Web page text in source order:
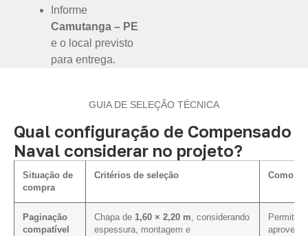
Informe
Camutanga – PE
e o local previsto
para entrega.
GUIA DE SELEÇÃO TÉCNICA
Qual configuração de Compensado
Naval considerar no projeto?
Situação de
compra
Critérios de seleção Como
Paginação
compatível
Chapa de 1,60 × 2,20 m , considerando
espessura, montagem e
Permite